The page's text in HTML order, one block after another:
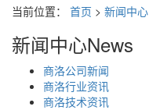
当前位置： 首页 > 新闻中心
新闻中心News
商洛公司新闻
商洛行业资讯
商洛技术资讯